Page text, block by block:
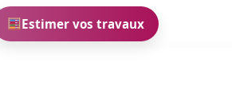
Estimer vos travaux